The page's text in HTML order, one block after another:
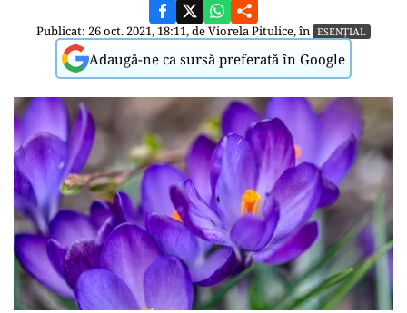
Publicat: 26 oct. 2021, 18:11, deViorela Pitulice, în ESENȚIAL
Adaugă-ne ca sursă preferată în Google